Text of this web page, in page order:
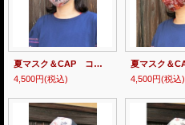
夏マスク＆CAP コーデ きんとと家オリジナル！
4,500円(税込)
4,500円(税込)